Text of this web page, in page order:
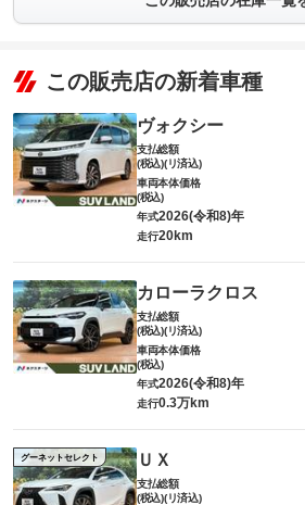
この販売店の新着車種
ヴォクシー
支払総額
(税込)(リ済込)
車両本体価格
(税込)
年式2026(令和8)年
走行20km
カローラクロス
支払総額
(税込)(リ済込)
車両本体価格
(税込)
年式2026(令和8)年
走行0.3万km
グーネットセレクト ＵＸ
支払総額
(税込)(リ済込)